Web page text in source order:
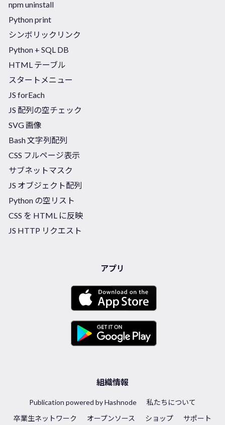
npm uninstall
Python print
シンボリックリンク
Python + SQL DB
HTML テーブル
スタートメニュー
JS forEach
JS 配列の空チェック
SVG 画像
Bash 文字列配列
CSS フルページ表示
サブネットマスク
JS オブジェクト配列
Python の空リスト
CSS を HTML に反映
JS HTTP リクエスト
アプリ
組織情報
Publication powered by Hashnode
私たちについて
卒業生ネットワーク
オープンソース ショップ サポート